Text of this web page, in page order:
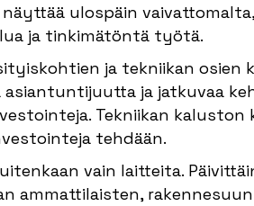
ulospäin
ja tinkimätöntä työtä.
ja tekniikan osien
ja jatkuvaa
Tekniikan kaluston
tehdään.
vain laitteita.
ammattilaisten,